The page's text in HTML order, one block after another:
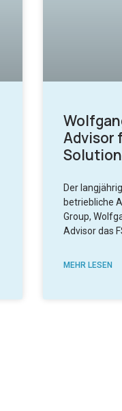
Advisor
Der
betriebliche
Group,
Advisor das
MEHR LESEN